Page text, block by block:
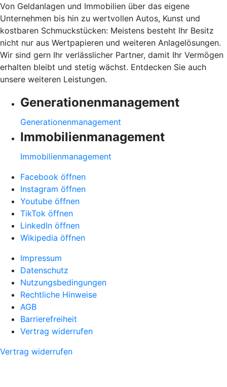
Von Geldanlagen und Immobilien über das eigene
Unternehmen bis hin zu wertvollen Autos, Kunst und
kostbaren Schmuckstücken: Meistens besteht Ihr Besitz
nicht nur aus Wertpapieren und weiteren Anlagelösungen.
Wir sind gern Ihr verlässlicher Partner, damit Ihr Vermögen
erhalten bleibt und stetig wächst. Entdecken Sie auch
unsere weiteren Leistungen.
Generationenmanagement
Generationenmanagement
Immobilienmanagement
Immobilienmanagement
Facebook öffnen
Instagram öffnen
Youtube öffnen
TikTok öffnen
LinkedIn öffnen
Wikipedia öffnen
Impressum
Datenschutz
Nutzungsbedingungen
Rechtliche Hinweise
AGB
Barrierefreiheit
Vertrag widerrufen
Vertrag widerrufen